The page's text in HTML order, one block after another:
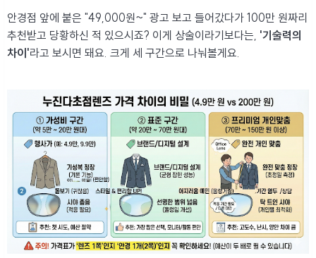
안경점 앞에 붙은 "49,000원~" 광고 보고 들어갔다가 100만 원짜리
추천받고 당황하신 적 있으시죠? 이게 상술이라기보다는, '기술력의
차이'라고 보시면 돼요. 크게 세 구간으로 나눠볼게요.